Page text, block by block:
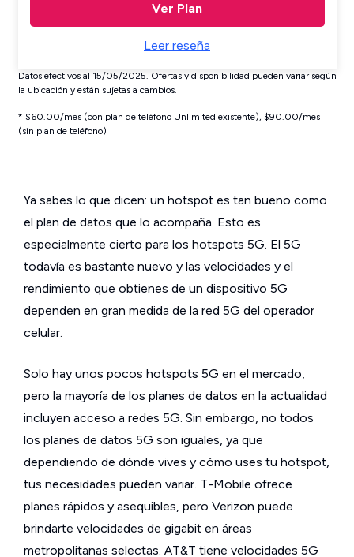
Ver Plan
Leer reseña
Datos efectivos al 15/05/2025. Ofertas y disponibilidad pueden variar según
la ubicación y están sujetas a cambios.
* $60.00/mes (con plan de teléfono Unlimited existente), $90.00/mes
(sin plan de teléfono)
Ya sabes lo que dicen: un hotspot es tan bueno como
el plan de datos que lo acompaña. Esto es
especialmente cierto para los hotspots 5G. El 5G
todavía es bastante nuevo y las velocidades y el
rendimiento que obtienes de un dispositivo 5G
dependen en gran medida de la red 5G del operador
celular.
Solo hay unos pocos hotspots 5G en el mercado,
pero la mayoría de los planes de datos en la actualidad
incluyen acceso a redes 5G. Sin embargo, no todos
los planes de datos 5G son iguales, ya que
dependiendo de dónde vives y cómo uses tu hotspot,
tus necesidades pueden variar. T-Mobile ofrece
planes rápidos y asequibles, pero Verizon puede
brindarte velocidades de gigabit en áreas
metropolitanas selectas. AT&T tiene velocidades 5G